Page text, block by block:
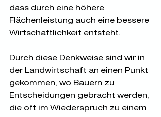
dass durch eine höhere
Flächenleistung auch eine bessere
Wirtschaftlichkeit entsteht.
Durch diese Denkweise sind wir in
der Landwirtschaft an einen Punkt
gekommen, wo Bauern zu
Entscheidungen gebracht werden,
die oft im Wiederspruch zu einem